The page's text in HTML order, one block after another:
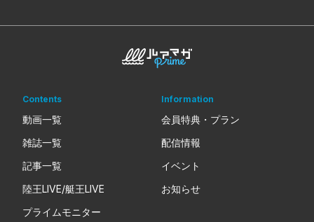
Contents
動画一覧
雑誌一覧
記事一覧
陸王LIVE/艇王LIVE
プライムモニター
Information
会員特典・プラン
配信情報
イベント
お知らせ